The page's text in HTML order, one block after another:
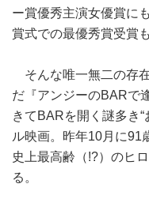
ー賞優秀主演女優賞に
賞式での最優秀賞受賞
そんな唯一無二の存
だ『アンジーのBARで
きてBARを開く謎多き
ル映画。昨年10月に91
史上最高齢（!?）のヒ
る。